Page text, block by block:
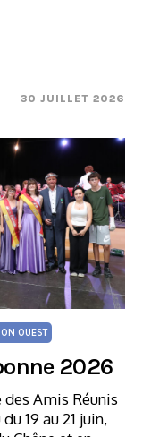
30 JUILLET 2026
OUEST
2026
Amis Réunis
19 au 21 juin,